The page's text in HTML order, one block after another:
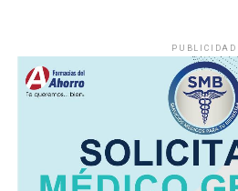
Dulce María Alducin Vallejo,
explicó que la petición fue
autoridades municipales y que,
realizadas en conjunto con
concretar la obra que hoy
suministro.
PUBLICIDAD